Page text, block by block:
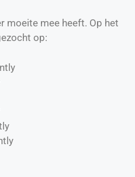
moeite mee heeft. Op het
op: